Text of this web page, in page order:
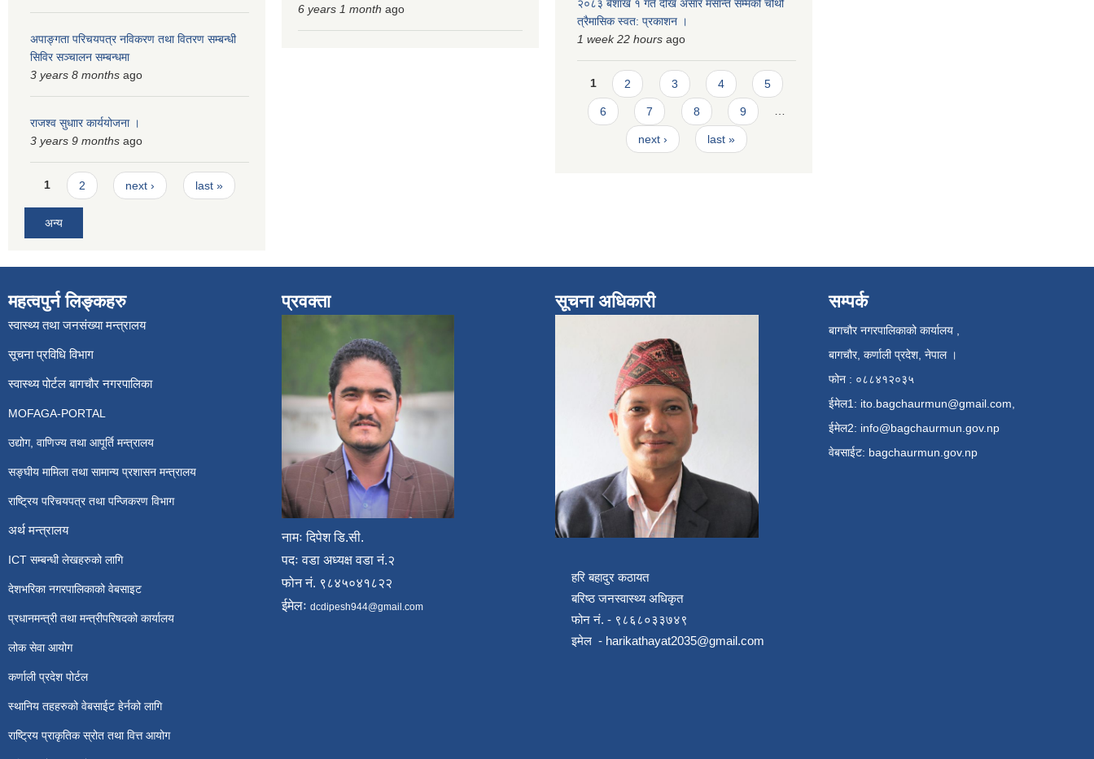
अपाङ्गता परिचयपत्र नविकरण तथा वितरण सम्बन्धी
सिविर सञ्चालन सम्बन्धमा
3 years 8 months ago
राजश्व सुधाार कार्ययोजना ।
3 years 9 months ago
Pages
1 2 next › last »
अन्य
6 years 1 month ago
२०८३ बैशाख १ गते देखि असार मसान्त सम्मको चौथो
त्रैमासिक स्वत: प्रकाशन ।
1 week 22 hours ago
Pages
1 2 3 4 5
6 7 8 9 …
next › last »
महत्वपुर्न लिङ्कहरु
स्वास्थ्य तथा जनसंख्या मन्त्रालय
सूचना प्रविधि विभाग
स्वास्थ्य पोर्टल बागचौर नगरपालिका
MOFAGA-PORTAL
उद्योग, वाणिज्य तथा आपूर्ति मन्त्रालय
सङ्घीय मामिला तथा सामान्य प्रशासन मन्त्रालय
राष्ट्रिय परिचयपत्र तथा पन्जिकरण विभाग
अर्थ मन्त्रालय
ICT सम्बन्धी लेखहरुको लागि
देशभरिका नगरपालिकाको वेबसाइट
प्रधानमन्त्री तथा मन्त्रीपरिषदको कार्यालय
लोक सेवा आयोग
कर्णाली प्रदेश पोर्टल
स्थानिय तहहरुको वेबसाईट हेर्नको लागि
राष्ट्रिय प्राकृतिक स्रोत तथा वित्त आयोग
प्रवक्ता
नामः दिपेश डि.सी.
पदः वडा अध्यक्ष वडा नं.२
फोन नं. ९८४५०४१८२२
ईमेलः dcdipesh944@gmail.com
सूचना अधिकारी
हरि बहादुर कठायत
बरिष्ठ जनस्वास्थ्य अधिकृत
फोन नं. - ९८६८०३३७४९
इमेल - harikathayat2035@gmail.com
सम्पर्क
बागचौर नगरपालिकाको कार्यालय ,
बागचौर, कर्णाली प्रदेश, नेपाल ।
फोन : ०८८४१२०३५
ईमेल1: ito.bagchaurmun@gmail.com
ईमेल2: info@bagchaurmun.gov.np
वे‍बसाईट: bagchaurmun.gov.np